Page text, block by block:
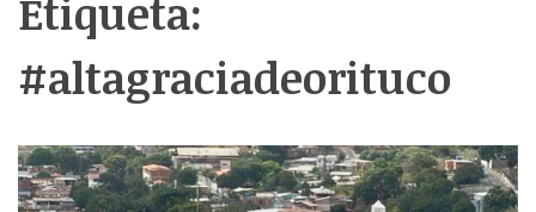
Etiqueta:
#altagraciadeorituco